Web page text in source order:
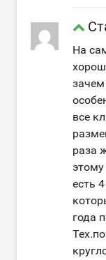
На
хорош
все
раза
есть
года